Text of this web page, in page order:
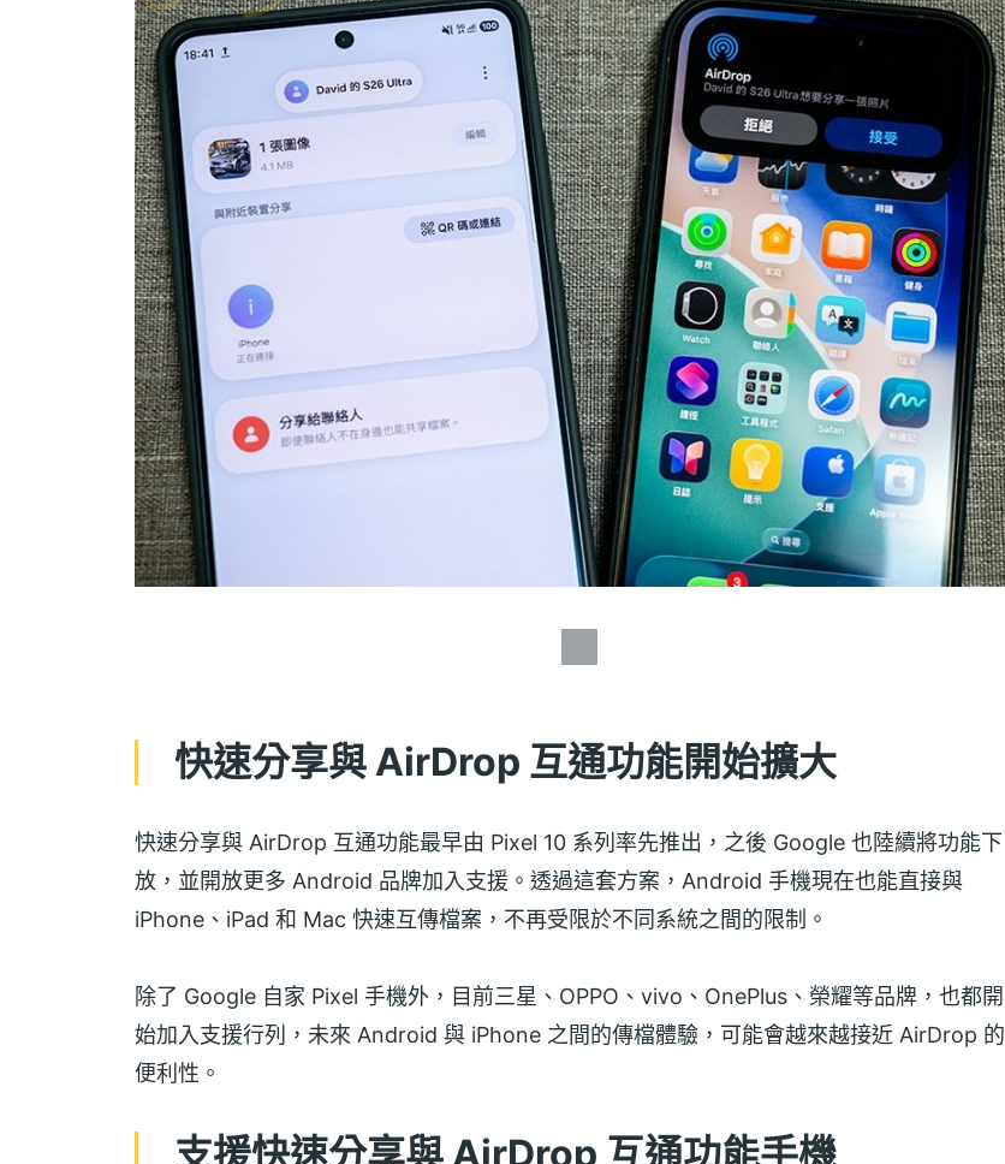
快速分享與 AirDrop 互通功能開始擴大
快速分享與 AirDrop 互通功能最早由 Pixel 10 系列率先推出，之後 Google 也陸續將功能下
放，並開放更多 Android 品牌加入支援。透過這套方案，Android 手機現在也能直接與
iPhone、iPad 和 Mac 快速互傳檔案，不再受限於不同系統之間的限制。
除了 Google 自家 Pixel 手機外，目前三星、OPPO、vivo、OnePlus、榮耀等品牌，也都開
始加入支援行列，未來 Android 與 iPhone 之間的傳檔體驗，可能會越來越接近 AirDrop 的
便利性。
支援快速分享與 AirDrop 互通功能手機